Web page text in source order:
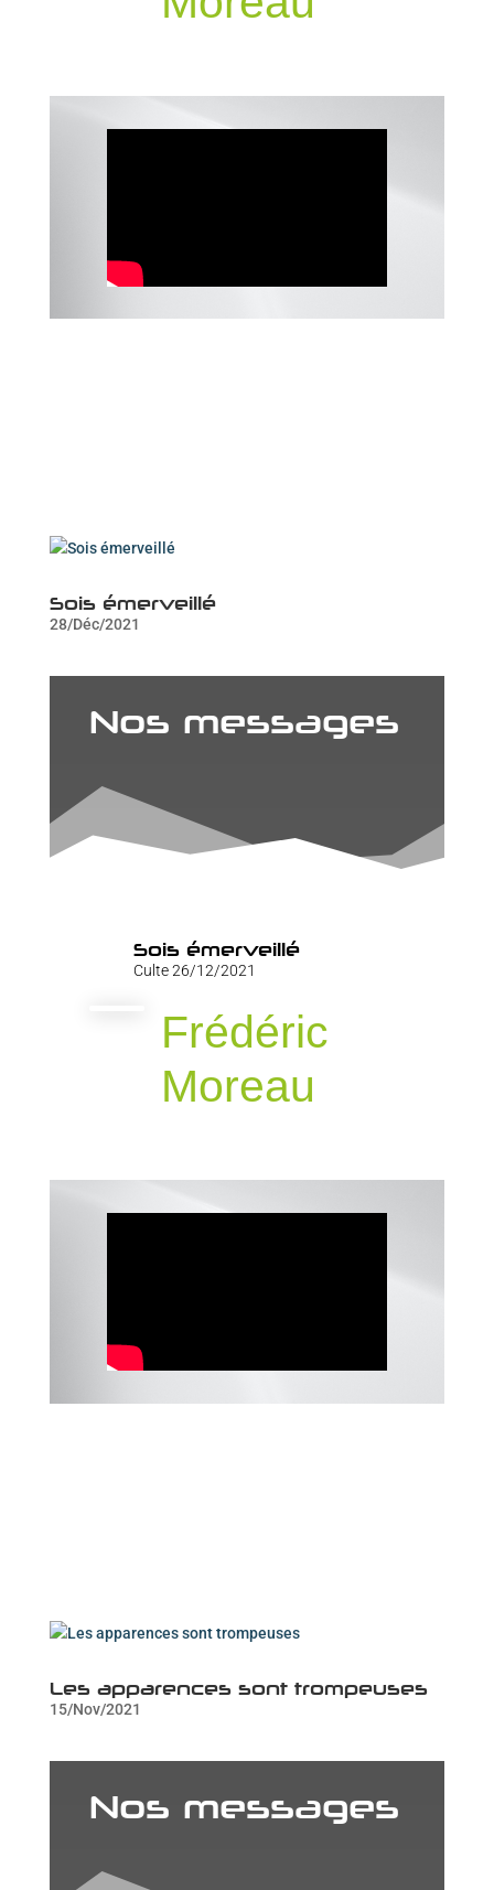
Sois émerveillé
28/Déc/2021
Nos messages
Sois émerveillé
Culte 26/12/2021
Frédéric
Moreau
Les apparences sont trompeuses
15/Nov/2021
Nos messages